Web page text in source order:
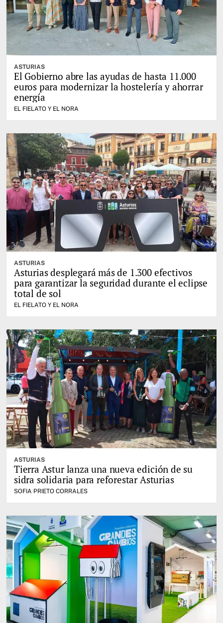
ASTURIAS
El Gobierno abre las ayudas de hasta 11.000
euros para modernizar la hostelería y ahorrar
energía
EL FIELATO Y EL NORA
ASTURIAS
Asturias desplegará más de 1.300 efectivos
para garantizar la seguridad durante el eclipse
total de sol
EL FIELATO Y EL NORA
ASTURIAS
Tierra Astur lanza una nueva edición de su
sidra solidaria para reforestar Asturias
SOFIA PRIETO CORRALES